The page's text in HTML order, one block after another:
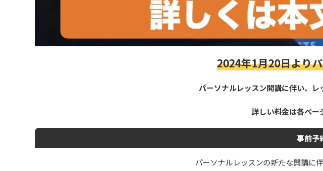
2024年1月20日より
パーソナルレッスン開講に伴い、レ
詳しい料金は各ペー
事前予
パーソナルレッスンの新たな開講に